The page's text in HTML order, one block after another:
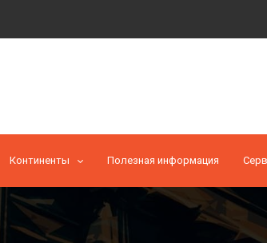
Континенты Полезная информация